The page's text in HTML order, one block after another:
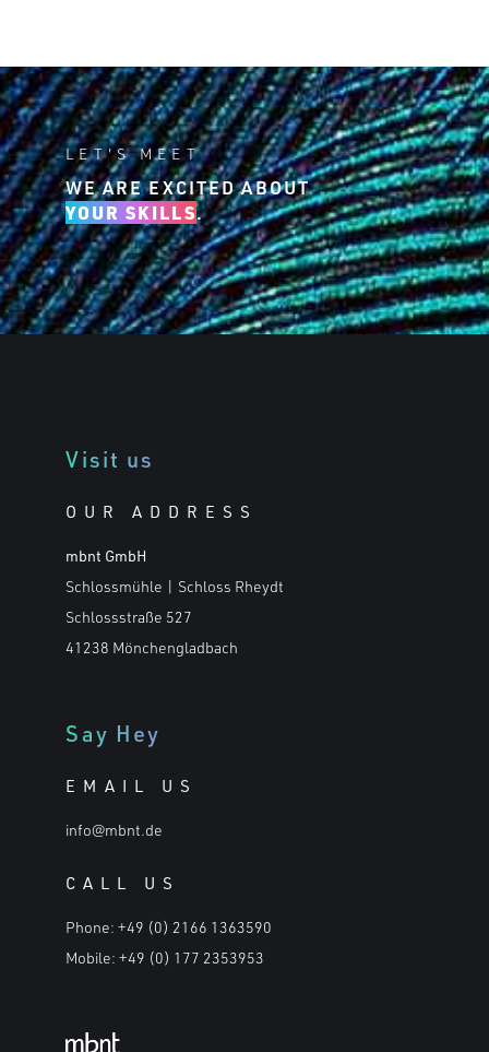
LET'S MEET
WE ARE EXCITED ABOUT
YOUR SKILLS.
Visit us
OUR ADDRESS
mbnt GmbH
Schlossmühle | Schloss Rheydt
Schlossstraße 527
41238 Mönchengladbach
Say Hey
EMAIL US
info@mbnt.de
CALL US
Phone: +49 (0) 2166 1363590
Mobile: +49 (0) 177 2353953